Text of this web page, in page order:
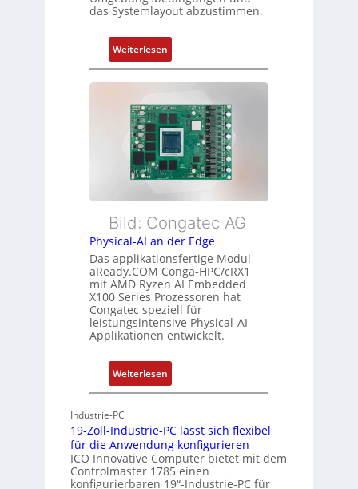
t
d
b
e
r
w
a
u
n
g
ü
r
m
e
h
r
L
e
i
s
t
n
g
das Systemlayout abzustimmen.
Weiterlesen:
F
l
x
i
b
l
e
E
h
e
r
c
a
t
-
c
t
e
k
t
Bild: Congatec AG
Physical-AI an der Edge
Das applikationsfertige Modul
aReady.COM Conga-HPC/cRX1
mit AMD Ryzen AI Embedded
X100 Series Prozessoren hat
Congatec speziell für
leistungsintensive Physical-AI-
Applikationen entwickelt.
Weiterlesen:
P
y
s
i
c
Industrie-PC
19-Zoll-Industrie-PC lässt sich flexibel
für die Anwendung konfigurieren
ICO Innovative Computer bietet mit dem
Controlmaster 1785 einen
konfigurierbaren 19“-Industrie-PC für